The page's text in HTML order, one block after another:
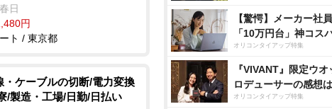
日
円
ト / 東京都
・ケーブルの切断/電力変換
/製造・工場/日勤/日払い
【驚愕】メーカー社
「10万円台」神コス
オリコンタイアップ特集
『VIVANT』限定ウ
ロデューサーの感想は
オリコンタイアップ特集